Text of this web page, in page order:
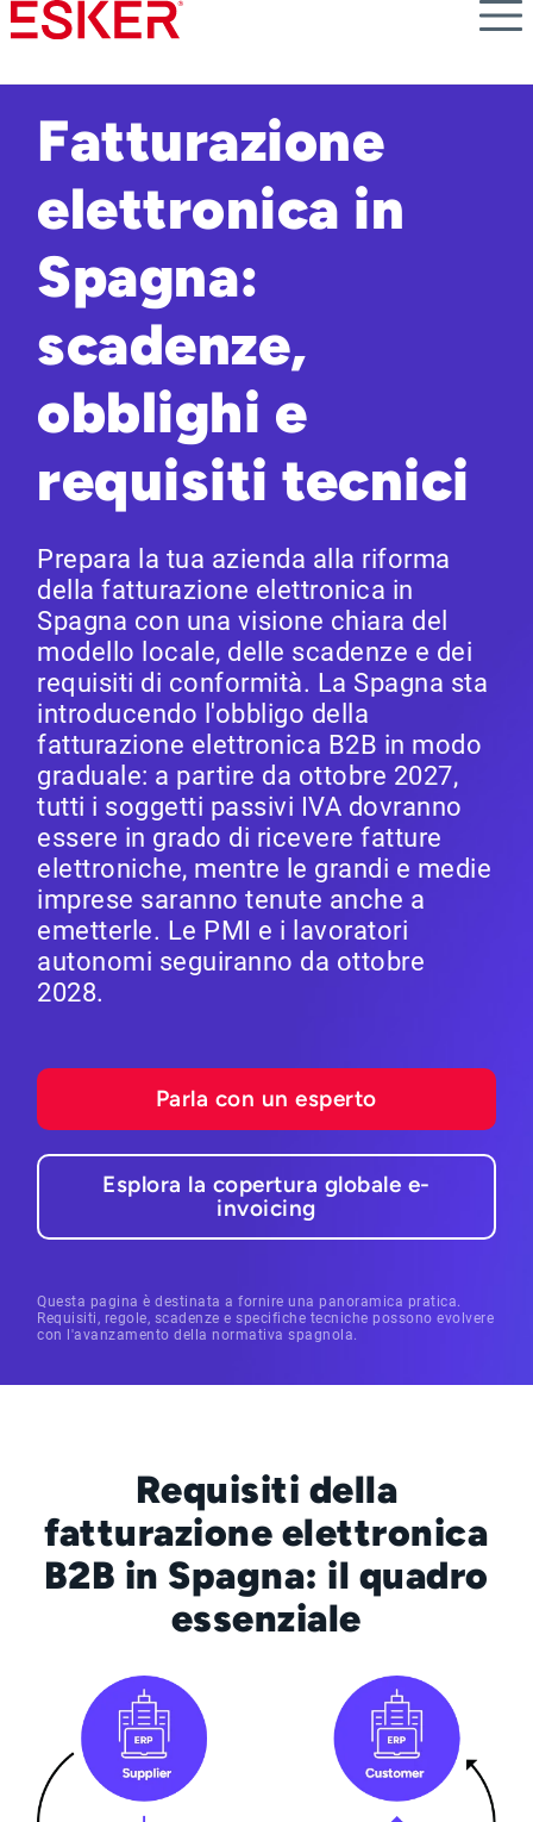
Skip
to
content
Fatturazione
elettronica in
Spagna:
scadenze,
obblighi e
requisiti tecnici
Prepara la tua azienda alla riforma
della fatturazione elettronica in
Spagna con una visione chiara del
modello locale, delle scadenze e dei
requisiti di conformità. La Spagna sta
introducendo l'obbligo della
fatturazione elettronica B2B in modo
graduale: a partire da ottobre 2027,
tutti i soggetti passivi IVA dovranno
essere in grado di ricevere fatture
elettroniche, mentre le grandi e medie
imprese saranno tenute anche a
emetterle. Le PMI e i lavoratori
autonomi seguiranno da ottobre
2028.
Parla con un esperto
Esplora la copertura globale e-
invoicing
Questa pagina è destinata a fornire una panoramica pratica.
Requisiti, regole, scadenze e specifiche tecniche possono evolvere
con l'avanzamento della normativa spagnola.
Requisiti della
fatturazione elettronica
B2B in Spagna: il quadro
essenziale